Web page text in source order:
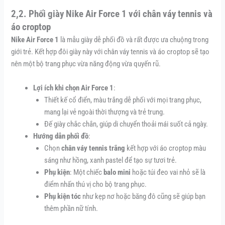
2,2. Phối giày Nike Air Force 1 với chân váy tennis và
áo croptop
Nike Air Force 1 là mẫu giày dễ phối đồ và rất được ưa chuộng trong
giới trẻ. Kết hợp đôi giày này với chân váy tennis và áo croptop sẽ tạo
nên một bộ trang phục vừa năng động vừa quyến rũ.
Lợi ích khi chọn Air Force 1:
Thiết kế cổ điển, màu trắng dễ phối với mọi trang phục,
mang lại vẻ ngoài thời thượng và trẻ trung.
Đế giày chắc chắn, giúp di chuyển thoải mái suốt cả ngày.
Hướng dẫn phối đồ:
Chọnchân váy tennis trắng kết hợp với áo croptop màu
sáng như hồng, xanh pastel để tạo sự tươi trẻ.
Phụ kiện: Một chiếc balo mini hoặc túi đeo vai nhỏ sẽ là
điểm nhấn thú vị cho bộ trang phục.
Phụ kiện tóc như kẹp nơ hoặc băng đô cũng sẽ giúp bạn
thêm phần nữ tính.